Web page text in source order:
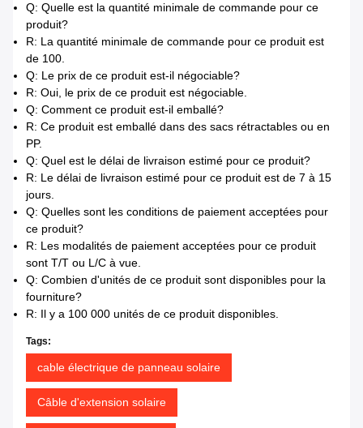
Q: Quelle est la quantité minimale de commande pour ce
produit?
R: La quantité minimale de commande pour ce produit est
de 100.
Q: Le prix de ce produit est-il négociable?
R: Oui, le prix de ce produit est négociable.
Q: Comment ce produit est-il emballé?
R: Ce produit est emballé dans des sacs rétractables ou en
PP.
Q: Quel est le délai de livraison estimé pour ce produit?
R: Le délai de livraison estimé pour ce produit est de 7 à 15
jours.
Q: Quelles sont les conditions de paiement acceptées pour
ce produit?
R: Les modalités de paiement acceptées pour ce produit
sont T/T ou L/C à vue.
Q: Combien d'unités de ce produit sont disponibles pour la
fourniture?
R: Il y a 100 000 unités de ce produit disponibles.
Tags:
cable électrique de panneau solaire
Câble d'extension solaire